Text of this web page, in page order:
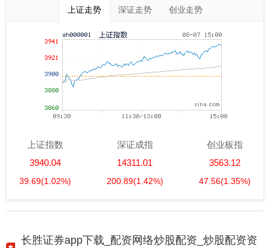
上证走势 深证走势 创业走势
上证指数
3940.04
39.69(1.02%)
深证成指
14311.01
200.89(1.42%)
创业板指
3563.12
47.56(1.35%)
长胜证券app下载_配资网络炒股配资_炒股配资资